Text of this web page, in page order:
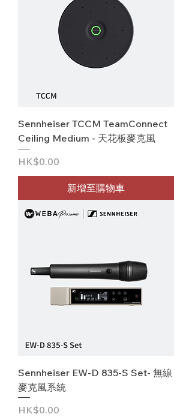
Sennheiser TCCM TeamConnect
Ceiling Medium - 天花板麥克風
價格
HK$0.00
新增至購物車
Sennheiser EW-D 835-S Set- 無線
麥克風系統
價格
HK$0.00